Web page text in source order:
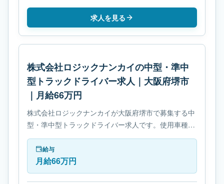
求人を見る
株式会社ロジックナンカイの中型・準中
型トラックドライバー求人｜大阪府堺市
｜月給66万円
株式会社ロジックナンカイが大阪府堺市で募集する中
型・準中型トラックドライバー求人です。使用車種は
中型トラックです。勤務時間は- 変形労働時間制で
す。必要免許は- 中型自動車免許です。
給与
月給66万円